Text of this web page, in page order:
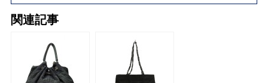
関連記事